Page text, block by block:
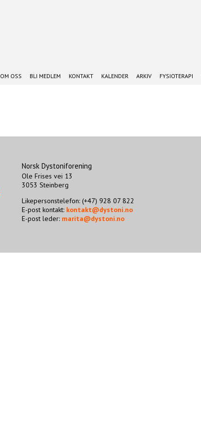
OM OSS BLI MEDLEM KONTAKT KALENDER ARKIV FYSIOTERAPI
Norsk Dystoniforening
Ole Frises vei 13
3053 Steinberg
Likepersonstelefon: (+47) 928 07 822
E-post kontakt: kontakt@dystoni.no
E-post leder: marita@dystoni.no